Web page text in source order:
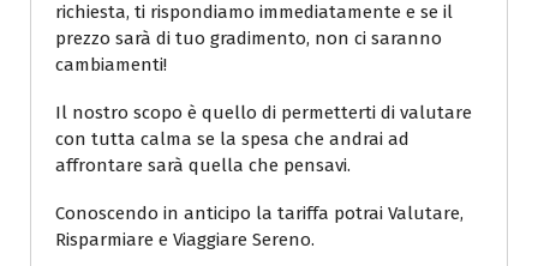
richiesta, ti rispondiamo immediatamente e se il
prezzo sarà di tuo gradimento, non ci saranno
cambiamenti!
Il nostro scopo è quello di permetterti di valutare
con tutta calma se la spesa che andrai ad
affrontare sarà quella che pensavi.
Conoscendo in anticipo la tariffa potrai Valutare,
Risparmiare e Viaggiare Sereno.